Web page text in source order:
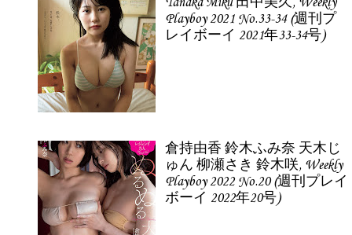
Playboy 2021 No.33-34 (週刊プ
レイボーイ 2021年33-34号)
倉持由香 鈴木ふみ奈 天木じ
ゅん 柳瀬さき 鈴木咲, Weekly
Playboy 2022 No.20 (週刊プレイ
ボーイ 2022年20号)